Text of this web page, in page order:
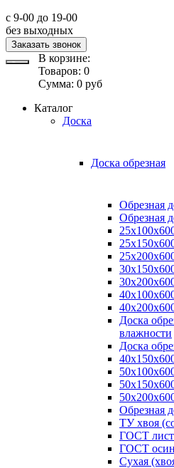
с 9-00 до 19-00
без выходных
Заказать звонок
В корзине:
Товаров: 0
Сумма: 0 руб
Каталог
Доска
Доска обрезная
Обрезная
Обрезная
Доска
влажности
Доска
Обрезная
ТУ хвоя
ГОСТ
ГОСТ
Сухая